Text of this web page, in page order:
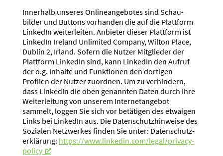
Innerhalb unseres Online­an­ge­botes sind Schau­
bilder und Buttons vorhanden die auf die Plattform
LinkedIn weiter­leiten. Anbieter dieser Plattform ist
LinkedIn Ireland Unlimited Company, Wilton Place,
Dublin 2, Irland. Sofern die Nutzer Mitglieder der
Plattform LinkedIn sind, kann LinkedIn den Aufruf
der o.g. Inhalte und Funktionen den dortigen
Profilen der Nutzer zuordnen. Um zu verhindern,
dass LinkedIn die oben genannten Daten durch Ihre
Weiter­leitung von unserem Inter­net­an­gebot
sammelt, loggen Sie sich vor betätigen des etwaigen
Links bei LinkedIn aus. Die Daten­schutz­hin­weise des
Sozialen Netzwerkes finden Sie unter: Daten­schutz­
er­klärung: https://www.linkedin.com/legal/privacy-
policy